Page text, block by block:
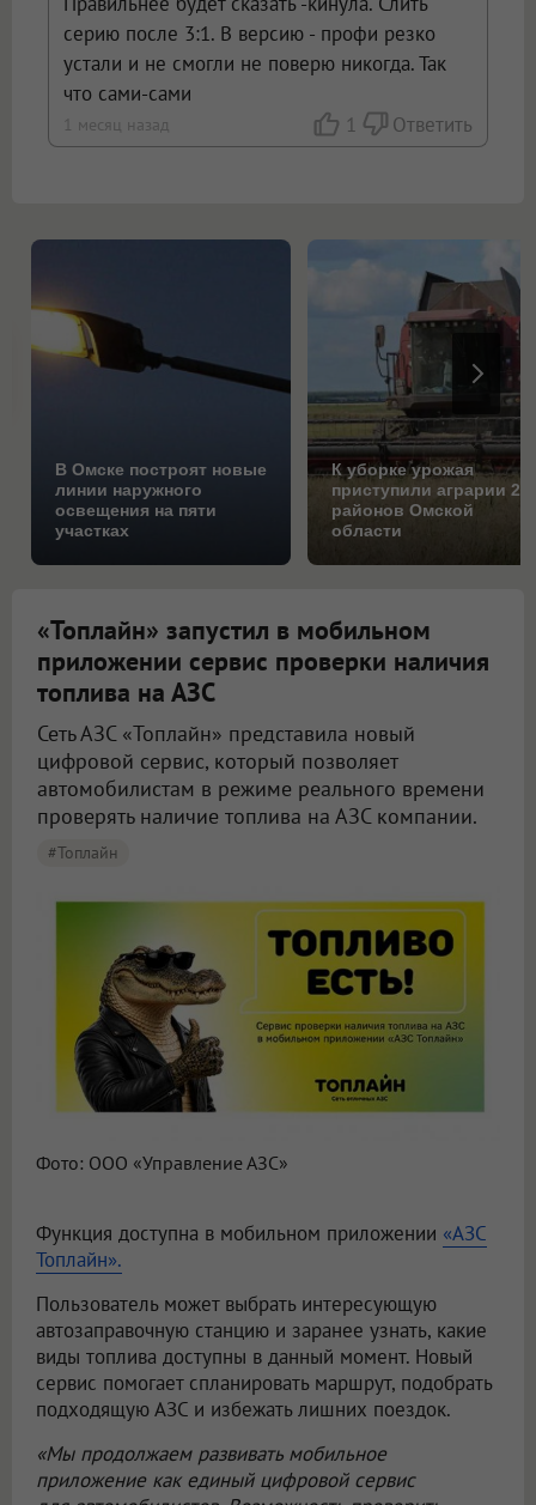
серию после 3:1. В версию - профи резко
устали и не смогли не поверю никогда. Так
что сами-сами
1 месяц назад 1 Ответить
В Омске построят новые
линии наружного
освещения на пяти
участках
К уборке урожая
приступили аграрии 25
районов Омской
области
«Топлайн» запустил в мобильном
приложении сервис проверки наличия
топлива на АЗС
Сеть АЗС «Топлайн» представила новый
цифровой сервис, который позволяет
автомобилистам в режиме реального времени
проверять наличие топлива на АЗС компании.
#Топлайн
Фото: ООО «Управление АЗС»
Функция доступна в мобильном приложении «АЗС
Топлайн».
Пользователь может выбрать интересующую
автозаправочную станцию и заранее узнать, какие
виды топлива доступны в данный момент. Новый
сервис помогает спланировать маршрут, подобрать
подходящую АЗС и избежать лишних поездок.
«Мы продолжаем развивать мобильное
приложение как единый цифровой сервис